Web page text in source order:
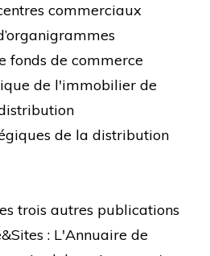
commerciaux
fonds de commerce
de l'immobilier de
de la distribution
trois autres publications
: L'Annuaire de